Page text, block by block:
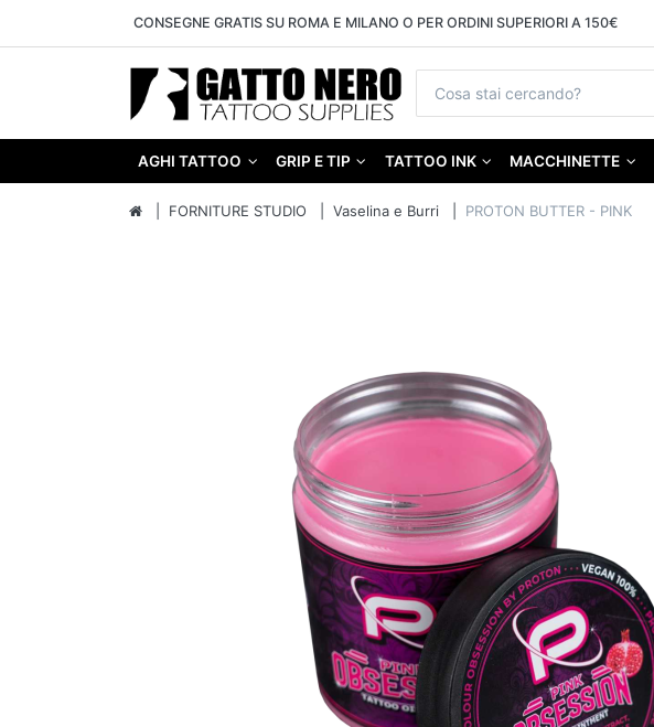
CONSEGNE GRATIS SU ROMA E MILANO O PER ORDINI SUPERIORI A 150€
AGHI TATTOO GRIP E TIP TATTOO INK MACCHINETTE
FORNITURE STUDIO Vaselina e Burri PROTON BUTTER - PINK